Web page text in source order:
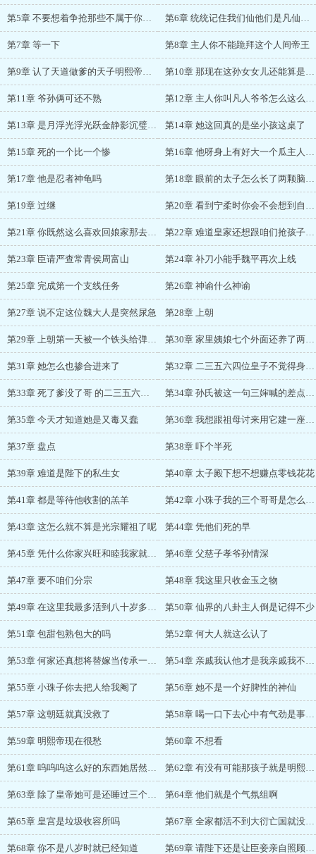
第5章 不要想着争抢那些不属于你的东西 第6章 统统记住我们仙他们是凡仙人之下皆是蝼蚁
第7章 等一下 第8章 主人你不能跪拜这个人间帝王
第9章 认了天道做爹的天子明熙帝和他的官员们又敢如何 第10章 那现在这孙女女儿还能算是他们家的吗
第11章 爷孙俩可还不熟 第12章 主人你叫凡人爷爷怎么这么顺口
第13章 是月浮光浮光跃金静影沉璧的浮光 第14章 她这回真的是坐小孩这桌了
第15章 死的一个比一个惨 第16章 他呀身上有好大一个瓜主人要不要吃
第17章 他是忍者神龟吗 第18章 眼前的太子怎么长了两颗脑袋四张嘴
第19章 过继 第20章 看到宁柔时你会不会想到自己亲生的那个
第21章 你既然这么喜欢回娘家那去了就不要再回来 第22章 难道皇家还想跟咱们抢孩子不成
第23章 臣请严查常青侯周富山 第24章 补刀小能手魏平再次上线
第25章 完成第一个支线任务 第26章 神谕什么神谕
第27章 说不定这位魏大人是突然尿急 第28章 上朝
第29章 上朝第一天被一个铁头给弹劾了 第30章 家里姨娘七个外面还养了两个啧啧啧
第31章 她怎么也掺合进来了 第32章 二三五六四位皇子不觉得身上的皮就是一紧
第33章 死了爹没了哥 的二三五六皇子 第34章 孙氏被这一句三婶喊的差点破防
第35章 今天才知道她是又毒又蠢 第36章 我想跟祖母讨来用它建一座阳光暖房
第37章 盘点 第38章 吓个半死
第39章 难道是陛下的私生女 第40章 太子殿下想不想赚点零钱花花
第41章 都是等待他收割的羔羊 第42章 小珠子我的三个哥哥是怎么死的
第43章 这怎么就不算是光宗耀祖了呢 第44章 凭他们死的早
第45章 凭什么你家兴旺和睦我家就一代不如一代 第46章 父慈子孝爷孙情深
第47章 要不咱们分宗 第48章 我这里只收金玉之物
第49章 在这里我最多活到八十岁多一天都不行 第50章 仙界的八卦主人倒是记得不少
第51章 包甜包熟包大的吗 第52章 何大人就这么认了
第53章 何家还真想将替嫁当传承一代代传下去 第54章 亲戚我认他才是我亲戚我不认谁都别来沾边
第55章 小珠子你去把人给我阉了 第56章 她不是一个好脾性的神仙
第57章 这朝廷就真没救了 第58章 喝一口下去心中有气劲是事实吧
第59章 明熙帝现在很愁 第60章 不想看
第61章 呜呜呜这么好的东西她居然说不想看 第62章 有没有可能那孩子就是明熙亲生的
第63章 除了皇帝她可是还睡过三个男人 第64章 他们就是个气氛组啊
第65章 皇宫是垃圾收容所吗 第67章 全家都活不到大衍亡国就没了实惨
第68章 你不是八岁时就已经知道 第69章 请陛下还是让臣妾亲自照顾那孩子